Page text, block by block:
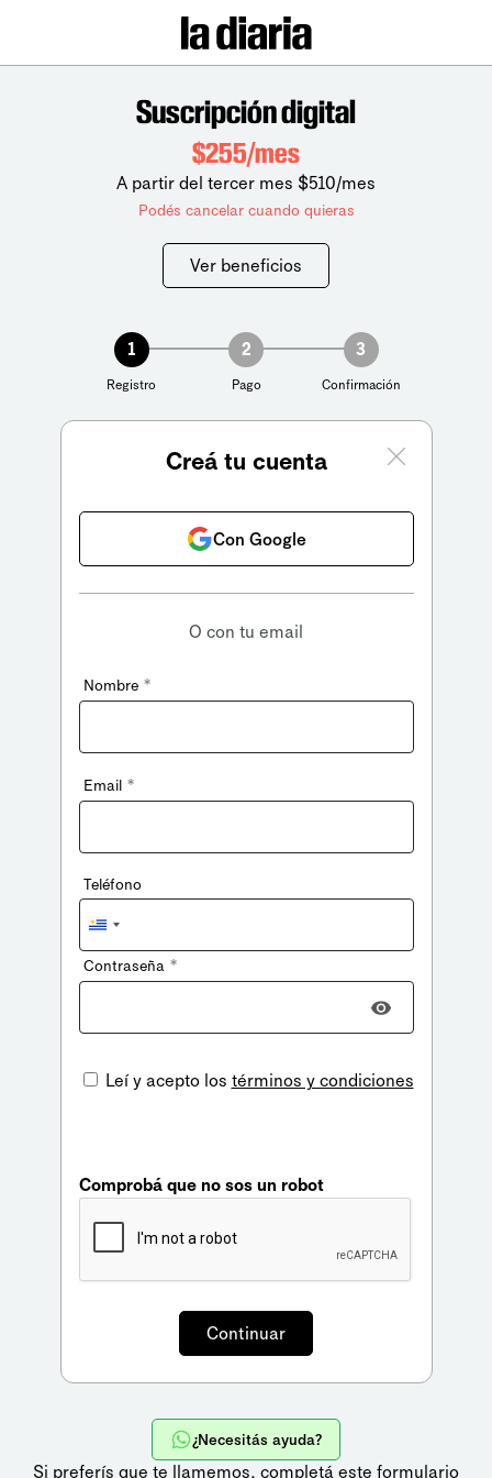
Suscripción digital
$255/mes
A partir del tercer mes $510/mes
Podés cancelar cuando quieras
Ver beneficios
1
Registro
2
Pago
3
Confirmación
Creá tu cuenta
Con Google
O con tu email
Nombre *
Email *
Teléfono
Uruguay
+598
Contraseña *
Leí y acepto los términos y condiciones
Comprobá que no sos un robot
¿Necesitás ayuda?
Si preferís que te llamemos, completá este formulario